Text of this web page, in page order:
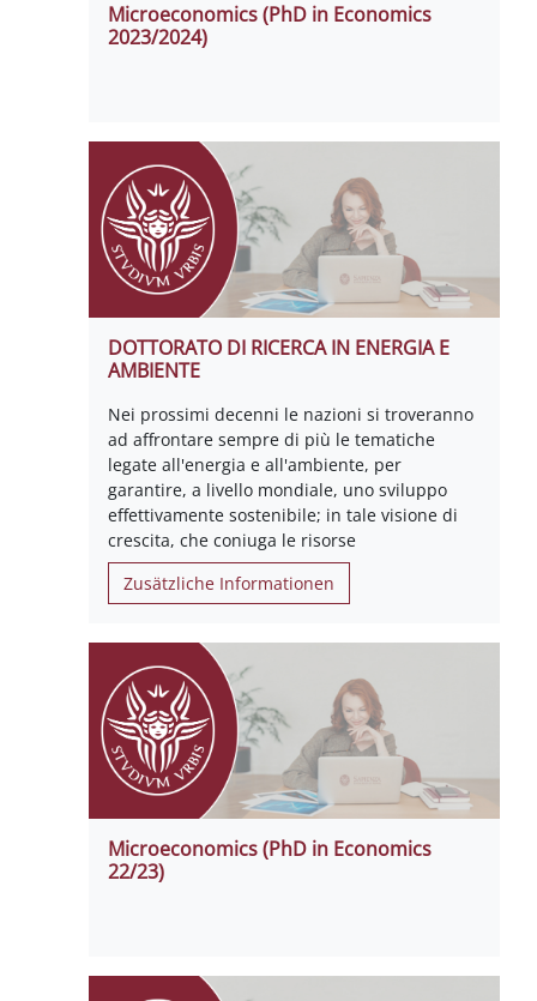
Microeconomics (PhD in Economics
2023/2024)
DOTTORATO DI RICERCA IN ENERGIA E
AMBIENTE
Nei prossimi decenni le nazioni si troveranno
ad affrontare sempre di più le tematiche
legate all'energia e all'ambiente, per
garantire, a livello mondiale, uno sviluppo
effettivamente sostenibile; in tale visione di
crescita, che coniuga le risorse
Zusätzliche Informationen
Microeconomics (PhD in Economics
22/23)